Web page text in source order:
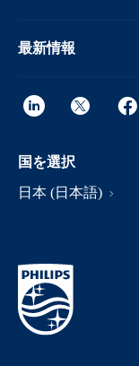
最新情報
国を選択
日本 (日本語)